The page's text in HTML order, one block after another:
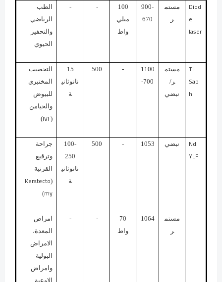
Diod
e
laser
مستم
ر
900-
670
100
ميلي
واط
-
-
الطب
الرياضي
والتحفيز
الحيوي
Ti:
Sap
h
مستم
ر/
نبضي
1100
-700
-
500
15
نانوثاني
ة
التخصيب
المختبري
للبيوض
والحيامن
(
IVF
)
Nd:
YLF
نبضي 1053
-
500
100-
250
نانوثاني
ة
جراحة
وترقيع
القرنية
(
Keratecto
my
)
مستم
ر
1064
70
واط
-
-
امراض
المعدة،
الامراض
البولية
وامراض
الاوعية